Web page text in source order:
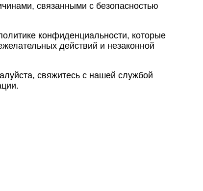
связанными с безопасностью
конфиденциальности, которые
действий и незаконной
свяжитесь с нашей службой